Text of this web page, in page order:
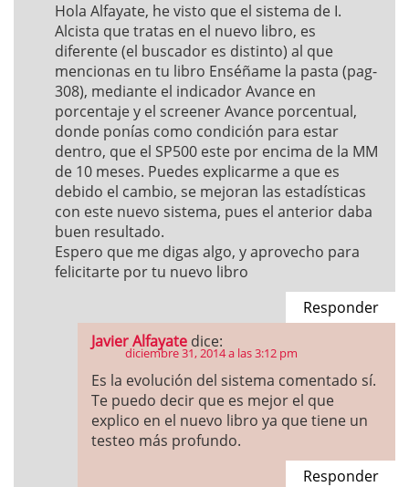
Hola Alfayate, he visto que el sistema de I.
Alcista que tratas en el nuevo libro, es
diferente (el buscador es distinto) al que
mencionas en tu libro Enséñame la pasta (pag-
308), mediante el indicador Avance en
porcentaje y el screener Avance porcentual,
donde ponías como condición para estar
dentro, que el SP500 este por encima de la MM
de 10 meses. Puedes explicarme a que es
debido el cambio, se mejoran las estadísticas
con este nuevo sistema, pues el anterior daba
buen resultado.
Espero que me digas algo, y aprovecho para
felicitarte por tu nuevo libro
Responder
Javier Alfayate dice:
diciembre 31, 2014 a las 3:12 pm
Es la evolución del sistema comentado sí.
Te puedo decir que es mejor el que
explico en el nuevo libro ya que tiene un
testeo más profundo.
Responder